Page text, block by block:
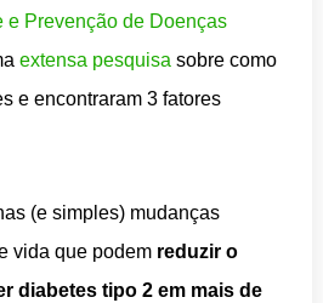
e Prevenção de Doenças
extensa pesquisa sobre como
e encontraram 3 fatores
(e simples) mudanças
vida que podem reduzir o
diabetes tipo 2 em mais de